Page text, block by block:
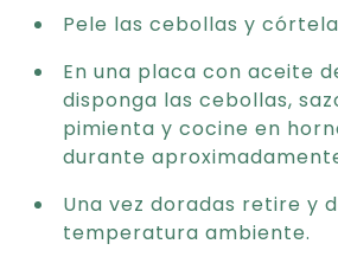
Pele las cebollas y
En una placa con aceite
disponga las cebollas,
pimienta y cocine en
durante
Una vez doradas retire y
temperatura ambiente.